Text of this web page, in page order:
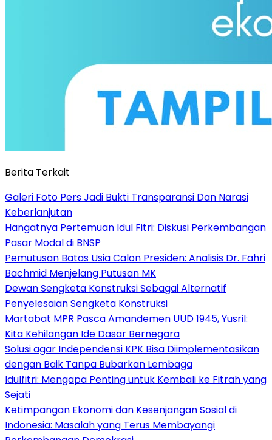
Berita Terkait
Galeri Foto Pers Jadi Bukti Transparansi Dan Narasi
Keberlanjutan
Hangatnya Pertemuan Idul Fitri: Diskusi Perkembangan
Pasar Modal di BNSP
Pemutusan Batas Usia Calon Presiden: Analisis Dr. Fahri
Bachmid Menjelang Putusan MK
Dewan Sengketa Konstruksi Sebagai Alternatif
Penyelesaian Sengketa Konstruksi
Martabat MPR Pasca Amandemen UUD 1945, Yusril:
Kita Kehilangan Ide Dasar Bernegara
Solusi agar Independensi KPK Bisa Diimplementasikan
dengan Baik Tanpa Bubarkan Lembaga
Idulfitri: Mengapa Penting untuk Kembali ke Fitrah yang
Sejati
Ketimpangan Ekonomi dan Kesenjangan Sosial di
Indonesia: Masalah yang Terus Membayangi